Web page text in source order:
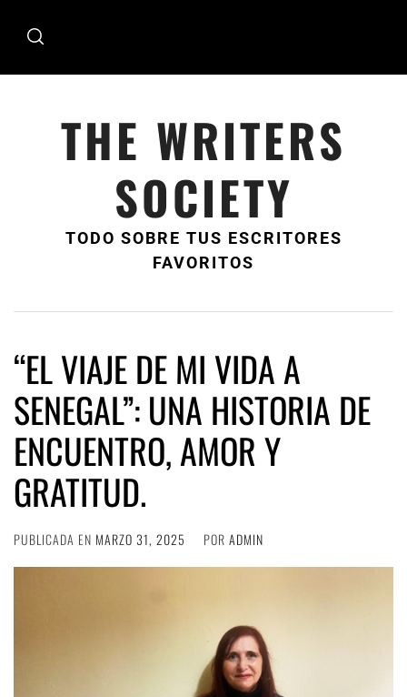
THE WRITERS
SOCIETY
TODO SOBRE TUS ESCRITORES
FAVORITOS
“EL VIAJE DE MI VIDA A
SENEGAL”: UNA HISTORIA DE
ENCUENTRO, AMOR Y
GRATITUD.
PUBLICADA EN MARZO 31, 2025 POR ADMIN